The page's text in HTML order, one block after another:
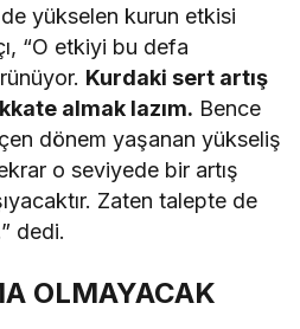
yükselen kurun etkisi
“O etkiyi bu defa
Kurdaki sert artış
almak lazım. Bence
dönem yaşanan yükseliş
o seviyede bir artış
Zaten talepte de
dedi.
OLMAYACAK